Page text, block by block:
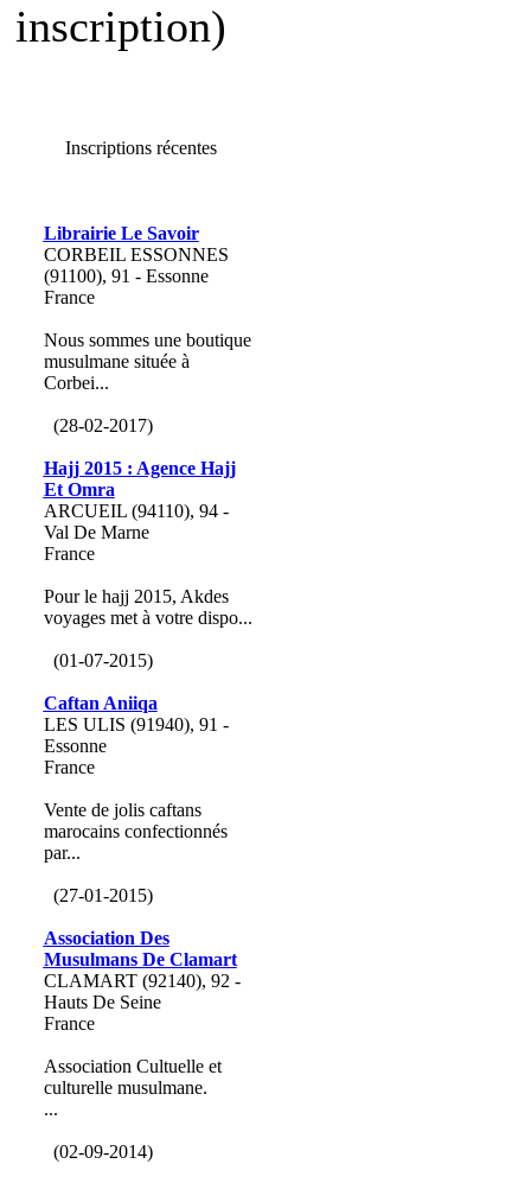
inscription)
Inscriptions récentes
Librairie Le Savoir
CORBEIL ESSONNES
(91100), 91 - Essonne
France
Nous sommes une boutique
musulmane située à
Corbei...
(28-02-2017)
Hajj 2015 : Agence Hajj
Et Omra
ARCUEIL (94110), 94 -
Val De Marne
France
Pour le hajj 2015, Akdes
voyages met à votre dispo...
(01-07-2015)
Caftan Aniiqa
LES ULIS (91940), 91 -
Essonne
France
Vente de jolis caftans
marocains confectionnés
par...
(27-01-2015)
Association Des
Musulmans De Clamart
CLAMART (92140), 92 -
Hauts De Seine
France
Association Cultuelle et
culturelle musulmane.
...
(02-09-2014)